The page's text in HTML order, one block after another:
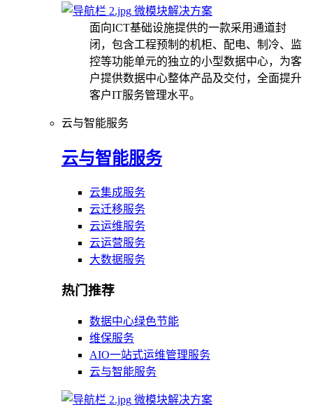
微模块解决方案
面向ICT基础设施提供的一款采用通道封
闭，包含工程预制的机柜、配电、制冷、监
控等功能单元的独立的小型数据中心，为客
户提供数据中心整体产品及交付，全面提升
客户IT服务管理水平。
云与智能服务
云与智能服务
云集成服务
云迁移服务
云运维服务
云运营服务
大数据服务
热门推荐
数据中心绿色节能
维保服务
AIO一站式运维管理服务
云与智能服务
微模块解决方案